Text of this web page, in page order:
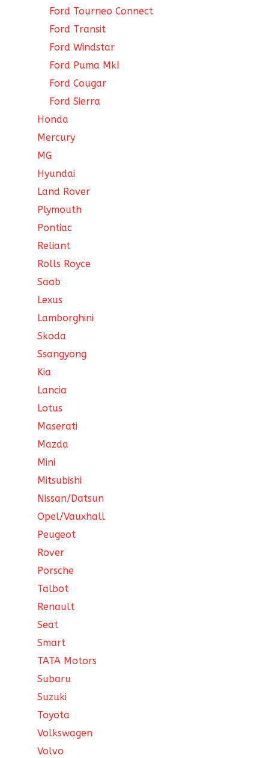
Ford Tourneo Connect
Ford Transit
Ford Windstar
Ford Puma MkI
Ford Cougar
Ford Sierra
Honda
Mercury
MG
Hyundai
Land Rover
Plymouth
Pontiac
Reliant
Rolls Royce
Saab
Lexus
Lamborghini
Skoda
Ssangyong
Kia
Lancia
Lotus
Maserati
Mazda
Mini
Mitsubishi
Nissan/Datsun
Opel/Vauxhall
Peugeot
Rover
Porsche
Talbot
Renault
Seat
Smart
TATA Motors
Subaru
Suzuki
Toyota
Volkswagen
Volvo